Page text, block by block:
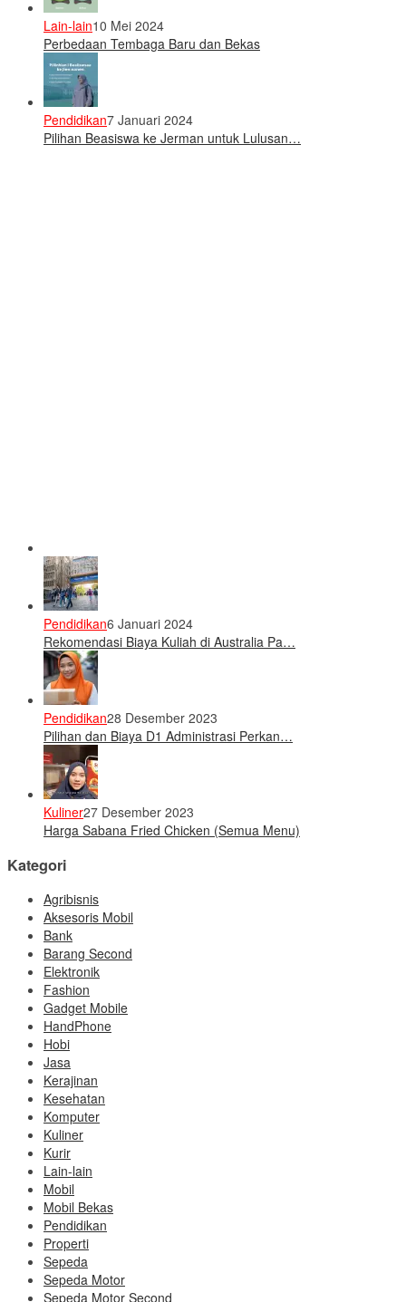
Lain-lain10 Mei 2024
Perbedaan Tembaga Baru dan Bekas
Pendidikan7 Januari 2024
Pilihan Beasiswa ke Jerman untuk Lulusan…
Pendidikan6 Januari 2024
Rekomendasi Biaya Kuliah di Australia Pa…
Pendidikan28 Desember 2023
Pilihan dan Biaya D1 Administrasi Perkan…
Kuliner27 Desember 2023
Harga Sabana Fried Chicken (Semua Menu)
Kategori
Agribisnis
Aksesoris Mobil
Bank
Barang Second
Elektronik
Fashion
Gadget Mobile
HandPhone
Hobi
Jasa
Kerajinan
Kesehatan
Komputer
Kuliner
Kurir
Lain-lain
Mobil
Mobil Bekas
Pendidikan
Properti
Sepeda
Sepeda Motor
Sepeda Motor Second